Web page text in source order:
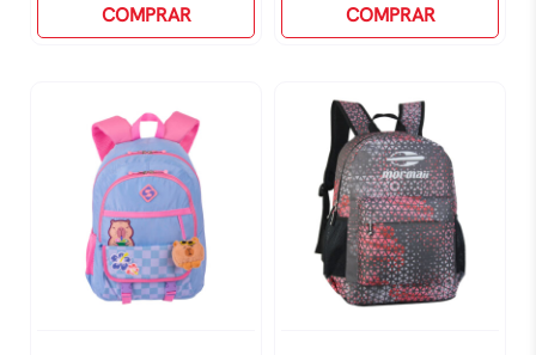
-
COMPRAR
-
quantidade
COMPRAR